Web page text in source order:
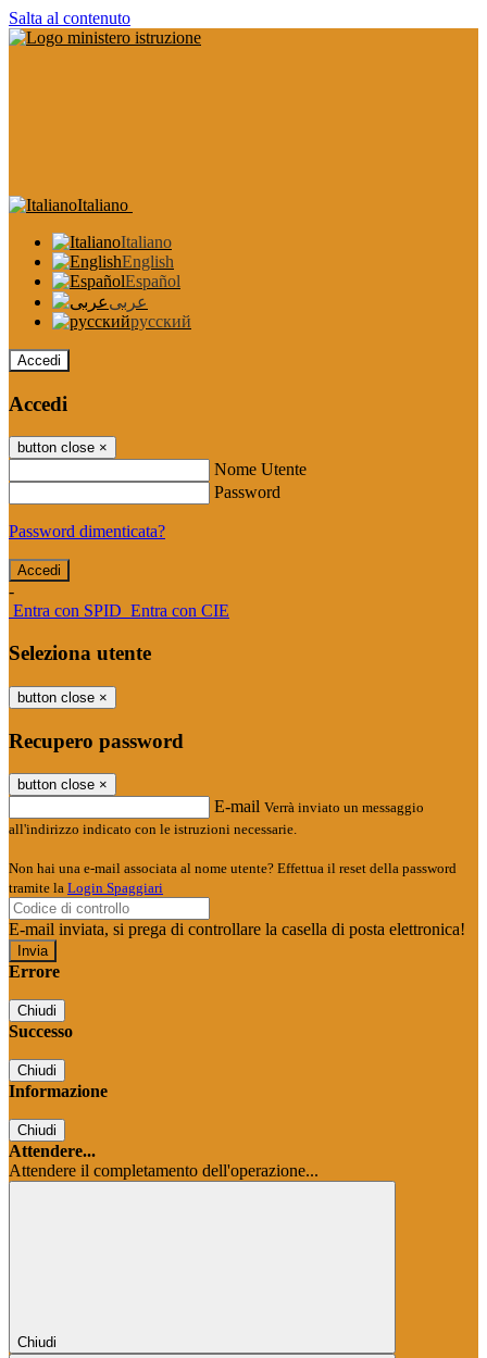
Salta al contenuto
Italiano
Italiano
English
Español
عربى
русский
Accedi
Accedi
button close ×
Nome Utente
Password
Password dimenticata?
-
Entra con SPID Entra con CIE
Seleziona utente
button close ×
Recupero password
button close ×
E-mail Verrà inviato un messaggio
all'indirizzo indicato con le istruzioni necessarie.
Non hai una e-mail associata al nome utente? Effettua il reset della password
tramite la Login Spaggiari
E-mail inviata, si prega di controllare la casella di posta elettronica!
Errore
Chiudi
Successo
Chiudi
Informazione
Chiudi
Attendere...
Attendere il completamento dell'operazione...
Chiudi